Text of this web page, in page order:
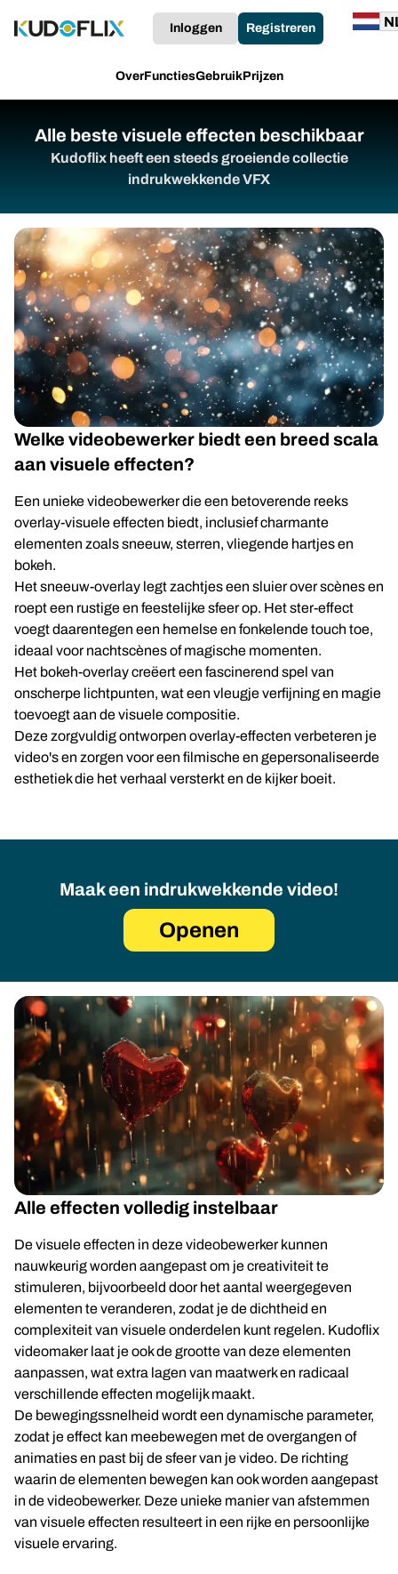
OverFunctiesGebruikPrijzen
Inloggen Registreren
Alle beste visuele effecten beschikbaar
Kudoflix heeft een steeds groeiende collectie
indrukwekkende VFX
Welke videobewerker biedt een breed scala
aan visuele effecten?
Een unieke videobewerker die een betoverende reeks
overlay-visuele effecten biedt, inclusief charmante
elementen zoals sneeuw, sterren, vliegende hartjes en
bokeh.
Het sneeuw-overlay legt zachtjes een sluier over scènes en
roept een rustige en feestelijke sfeer op. Het ster-effect
voegt daarentegen een hemelse en fonkelende touch toe,
ideaal voor nachtscènes of magische momenten.
Het bokeh-overlay creëert een fascinerend spel van
onscherpe lichtpunten, wat een vleugje verfijning en magie
toevoegt aan de visuele compositie.
Deze zorgvuldig ontworpen overlay-effecten verbeteren je
video's en zorgen voor een filmische en gepersonaliseerde
esthetiek die het verhaal versterkt en de kijker boeit.
Maak een indrukwekkende video!
Openen
Alle effecten volledig instelbaar
De visuele effecten in deze videobewerker kunnen
nauwkeurig worden aangepast om je creativiteit te
stimuleren, bijvoorbeeld door het aantal weergegeven
elementen te veranderen, zodat je de dichtheid en
complexiteit van visuele onderdelen kunt regelen. Kudoflix
videomaker laat je ook de grootte van deze elementen
aanpassen, wat extra lagen van maatwerk en radicaal
verschillende effecten mogelijk maakt.
De bewegingssnelheid wordt een dynamische parameter,
zodat je effect kan meebewegen met de overgangen of
animaties en past bij de sfeer van je video. De richting
waarin de elementen bewegen kan ook worden aangepast
in de videobewerker. Deze unieke manier van afstemmen
van visuele effecten resulteert in een rijke en persoonlijke
visuele ervaring.